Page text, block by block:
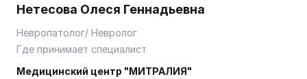
Нетесова Олеся Геннадьевна
Невропатолог/ Невролог
Где принимает специалист
Медицинский центр "МИТРАЛИЯ"